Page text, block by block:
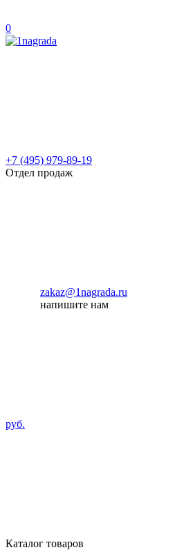
0
+7 (495) 979-89-19
Отдел продаж
zakaz@1nagrada.ru
напишите нам
руб.
Каталог товаров